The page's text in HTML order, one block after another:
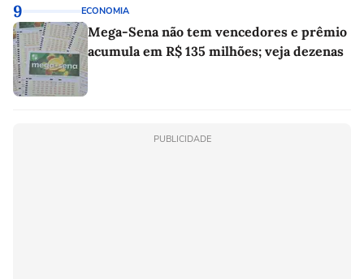
9 ECONOMIA
Mega-Sena não tem vencedores e prêmio
acumula em R$ 135 milhões; veja dezenas
PUBLICIDADE